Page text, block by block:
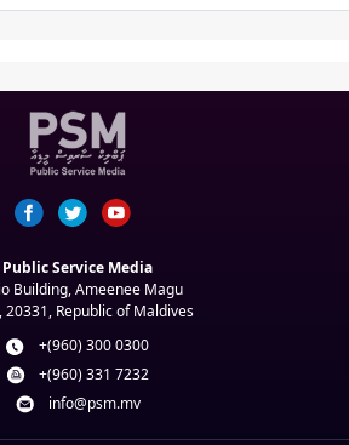
Public Service Media
Building, Ameenee Magu
20331, Republic of Maldives
+(960) 300 0300
+(960) 331 7232
info@psm.mv